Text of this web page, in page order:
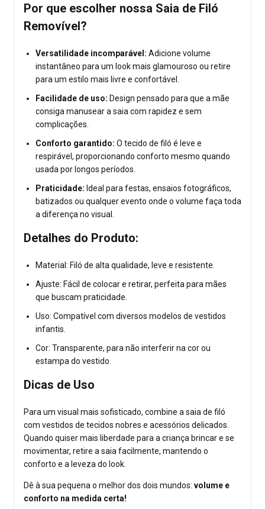
Por que escolher nossa Saia de Filó
Removível?
Versatilidade incomparável: Adicione volume
instantâneo para um look mais glamouroso ou retire
para um estilo mais livre e confortável.
Facilidade de uso: Design pensado para que a mãe
consiga manusear a saia com rapidez e sem
complicações.
Conforto garantido: O tecido de filó é leve e
respirável, proporcionando conforto mesmo quando
usada por longos períodos.
Praticidade: Ideal para festas, ensaios fotográficos,
batizados ou qualquer evento onde o volume faça toda
a diferença no visual.
Detalhes do Produto:
Material: Filó de alta qualidade, leve e resistente.
Ajuste: Fácil de colocar e retirar, perfeita para mães
que buscam praticidade.
Uso: Compatível com diversos modelos de vestidos
infantis.
Cor: Transparente, para não interferir na cor ou
estampa do vestido.
Dicas de Uso
Para um visual mais sofisticado, combine a saia de filó
com vestidos de tecidos nobres e acessórios delicados.
Quando quiser mais liberdade para a criança brincar e se
movimentar, retire a saia facilmente, mantendo o
conforto e a leveza do look.
Dê à sua pequena o melhor dos dois mundos: volume e
conforto na medida certa!